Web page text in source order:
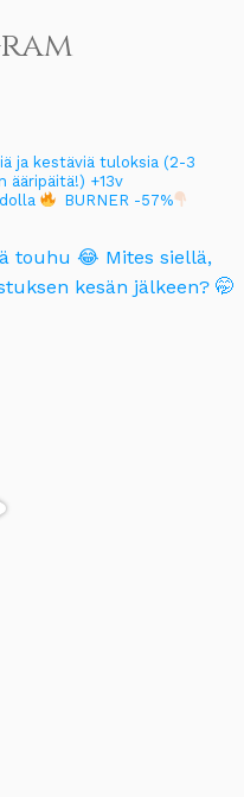
ja kestäviä tuloksia (2-3
ääripäitä!) +13v
BURNER -57%